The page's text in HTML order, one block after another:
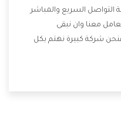
السريع والمباشر
معنا وان نبقى
شركة كبيرة نهتم بكل
التى تكون من أهم